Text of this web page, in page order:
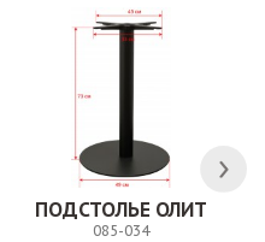
ПОДСТОЛЬЕ ОЛИТ
085-034